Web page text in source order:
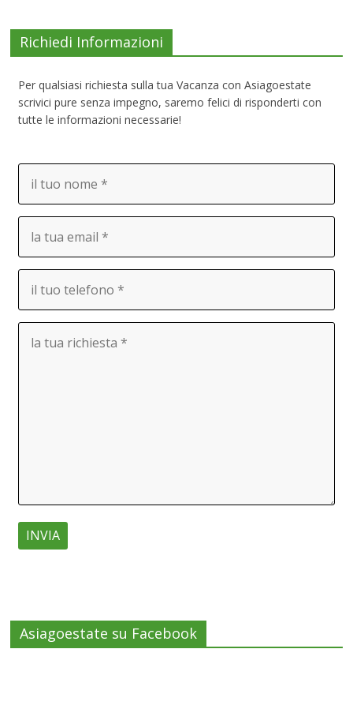
Richiedi Informazioni
Per qualsiasi richiesta sulla tua Vacanza con Asiagoestate
scrivici pure senza impegno, saremo felici di risponderti con
tutte le informazioni necessarie!
Asiagoestate su Facebook